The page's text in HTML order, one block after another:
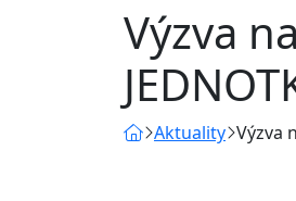
Výzva
Aktuality Výzva